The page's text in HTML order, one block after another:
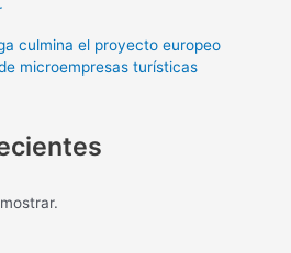
culmina el proyecto europeo
microempresas turísticas